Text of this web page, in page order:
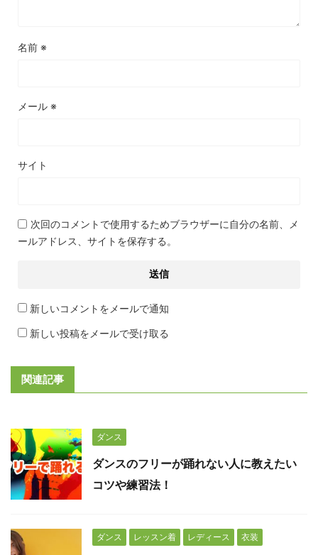
名前 ※
メール ※
サイト
次回のコメントで使用するためブラウザーに自分の名前、メ
ールアドレス、サイトを保存する。
新しいコメントをメールで通知
新しい投稿をメールで受け取る
関連記事
ダンス
ダンスのフリーが踊れない人に教えたい
コツや練習法！
ダンス レッスン着 レディース 衣装